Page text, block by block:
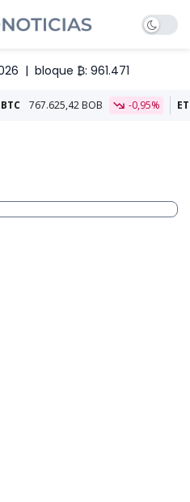
| bloque ₿: 961.471
BOB -0,95% ETH